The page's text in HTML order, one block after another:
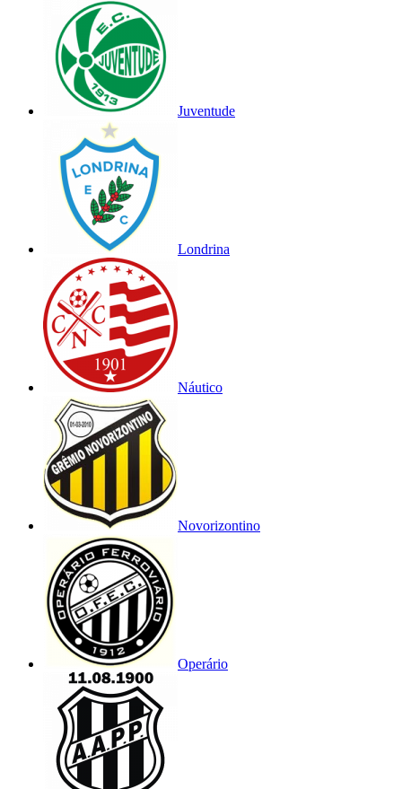
Juventude
Londrina
Náutico
Novorizontino
Operário